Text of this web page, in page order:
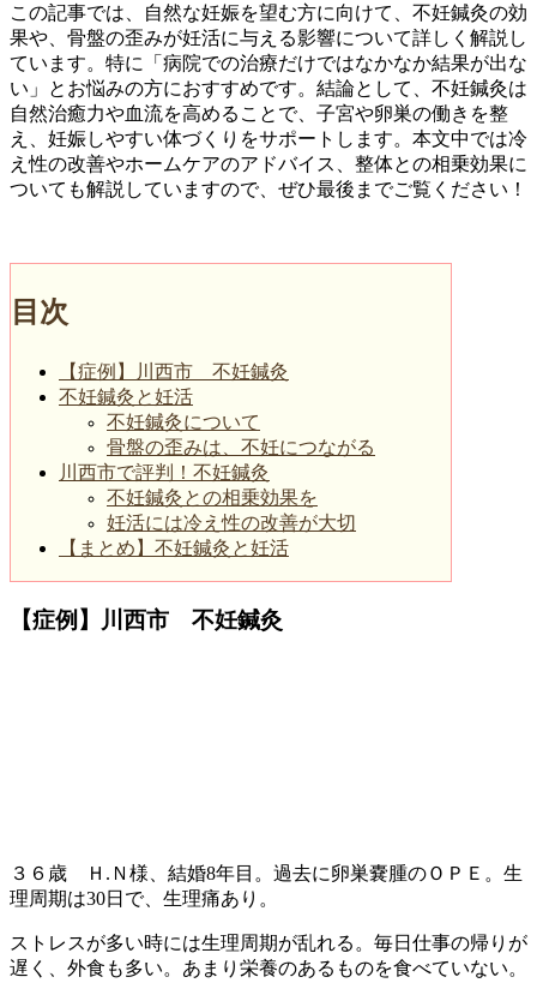
この記事では、自然な妊娠を望む方に向けて、不妊鍼灸の効
果や、骨盤の歪みが妊活に与える影響について詳しく解説し
ています。特に「病院での治療だけではなかなか結果が出な
い」とお悩みの方におすすめです。結論として、不妊鍼灸は
自然治癒力や血流を高めることで、子宮や卵巣の働きを整
え、妊娠しやすい体づくりをサポートします。本文中では冷
え性の改善やホームケアのアドバイス、整体との相乗効果に
ついても解説していますので、ぜひ最後までご覧ください！
目次
【症例】川西市 不妊鍼灸
不妊鍼灸と妊活
不妊鍼灸について
骨盤の歪みは、不妊につながる
川西市で評判！不妊鍼灸
不妊鍼灸との相乗効果を
妊活には冷え性の改善が大切
【まとめ】不妊鍼灸と妊活
【症例】川西市 不妊鍼灸
３６歳 Ｈ.Ｎ様、結婚8年目。過去に卵巣嚢腫のＯＰＥ。生
理周期は30日で、生理痛あり。
ストレスが多い時には生理周期が乱れる。 毎日仕事の帰りが
遅く、外食も多い。 あまり栄養のあるものを食べていない。